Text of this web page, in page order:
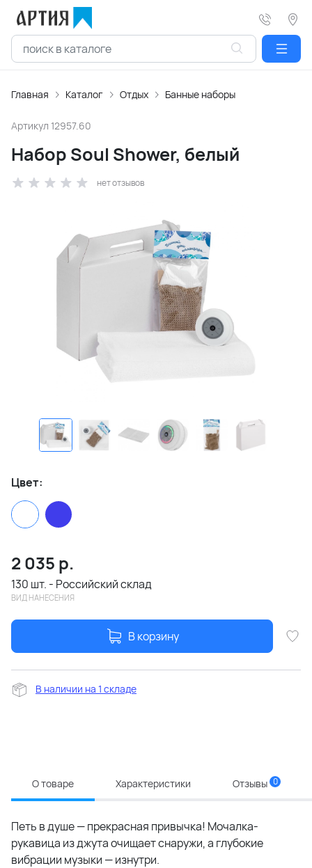
Главная Каталог Отдых Банные наборы
Артикул 12957.60
Набор Soul Shower, белый
нет отзывов
Цвет:
2 035 р.
130 шт. - Российский склад
ВИД НАНЕСЕНИЯ
В корзину
В наличии на 1 складе
О товаре Характеристики Отзывы 0
Петь в душе — прекрасная привычка! Мочалка-
рукавица из джута очищает снаружи, а глубокие
вибрации музыки — изнутри.